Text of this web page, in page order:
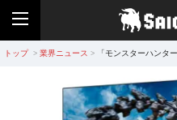
トップ > 業界ニュース > 「モンスターハンタ